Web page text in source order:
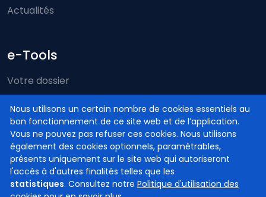
Nous utilisons un certain nombre de cookies essentiels au
bon fonctionnement de ce site web et de l’application.
Vous ne pouvez pas refuser ces cookies. Nous utilisons
également des cookies optionnels, paramétrables,
présents uniquement sur le site web qui autoriseront
l'accès à d'autres finalités telles que les
statistiques. Consultez notre Politique d'utilisation des
Actualités
e-Tools
Votre dossier
Just-on-web
e-Deposit
Compétence territoriale